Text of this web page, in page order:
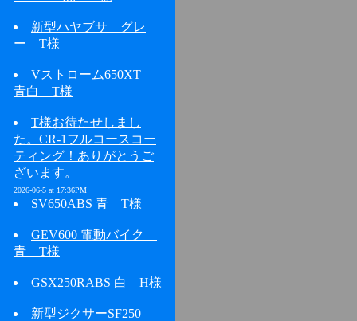
新型ハヤブサ グレ
ー T様
Vストローム650XT
青白 T様
T様お待たせしまし
た。CR-1フルコースコー
ティング！ありがとうご
ざいます。
2026-06-5 at 17:36PM
SV650ABS 青 T様
GEV600 電動バイク
青 T様
GSX250RABS 白 H様
新型ジクサーSF250